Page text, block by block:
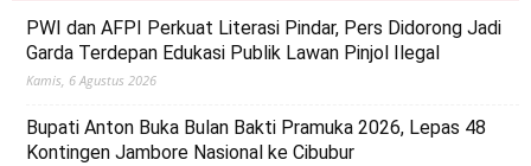
PWI dan AFPI Perkuat Literasi Pindar, Pers Didorong Jadi
Garda Terdepan Edukasi Publik Lawan Pinjol Ilegal
Kamis, 6 Agustus 2026
Bupati Anton Buka Bulan Bakti Pramuka 2026, Lepas 48
Kontingen Jambore Nasional ke Cibubur